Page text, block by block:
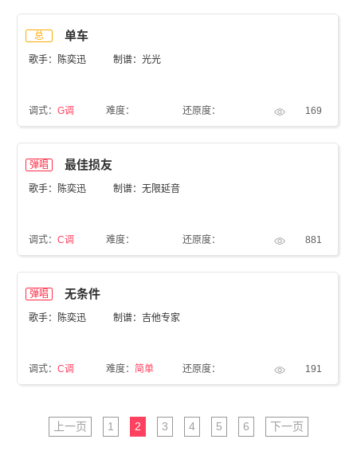
总 单车
歌手：陈奕迅 制谱：光光
调式：G调 难度： 还原度： 169
弹唱 最佳损友
歌手：陈奕迅 制谱：无限延音
调式：C调 难度： 还原度： 881
弹唱 无条件
歌手：陈奕迅 制谱：吉他专家
调式：C调 难度： 简单 还原度： 191
上一页 1 2 3 4 5 6 下一页